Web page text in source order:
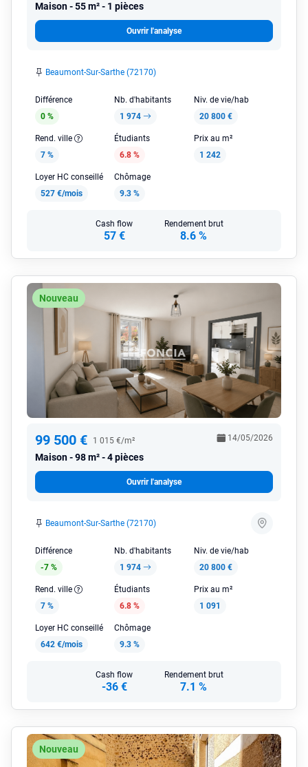
Maison 55 m² - 1 pièces
Ouvrir l'analyse
Beaumont-Sur-Sarthe (72170)
Différence
0 %
Nb. d'habitants
1 974
Niv. de vie/hab
20 800 €
Rend. ville
7 %
Étudiants
6.8 %
Prix au m²
1 242
Loyer HC conseillé
527 €/mois
Chômage
9.3 %
Cash flow
57 €
Rendement brut
8.6 %
Nouveau
99 500 € 1 015 €/m²
Maison 98 m² - 4 pièces
14/05/2026
Ouvrir l'analyse
Beaumont-Sur-Sarthe (72170)
Différence
-7 %
Nb. d'habitants
1 974
Niv. de vie/hab
20 800 €
Rend. ville
7 %
Étudiants
6.8 %
Prix au m²
1 091
Loyer HC conseillé
642 €/mois
Chômage
9.3 %
Cash flow
-36 €
Rendement brut
7.1 %
Nouveau